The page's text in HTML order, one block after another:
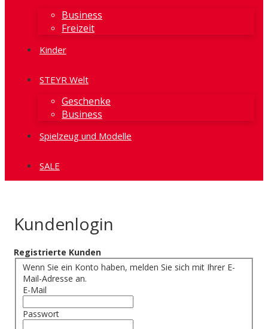
Business
Freizeit
Kinder
STEYR Welt
Geschenke
Business
Spielzeug und Modelle
SALE
Kundenlogin
Registrierte Kunden
Wenn Sie ein Konto haben, melden Sie sich mit Ihrer E-
Mail-Adresse an.
E-Mail
Passwort